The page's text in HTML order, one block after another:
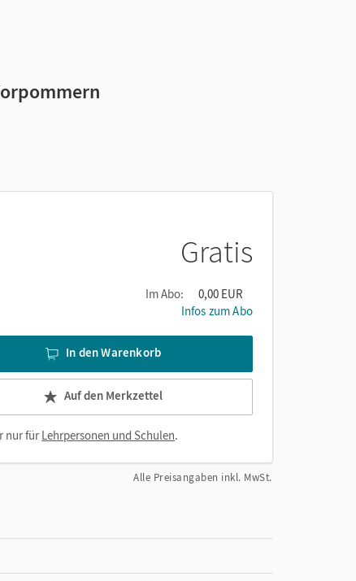
Gratis
Im Abo:
0,00 EUR
Infos zum Abo
In den Warenkorb
Auf den Merkzettel
nur fürLehrpersonen und Schulen.
Alle Preisangaben inkl. MwSt.